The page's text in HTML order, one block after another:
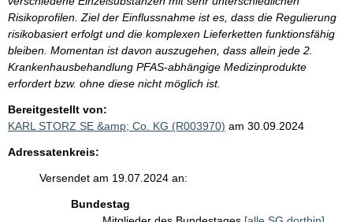
Risikoprofilen. Ziel der Einflussnahme ist es, dass die Regulierung
risikobasiert erfolgt und die komplexen Lieferketten funktionsfähig
bleiben. Momentan ist davon auszugehen, dass allein jede 2.
Krankenhausbehandlung PFAS-abhängige Medizinprodukte
erfordert bzw. ohne diese nicht möglich ist.
Bereitgestellt von:
KARL STORZ SE &amp; Co. KG (R003970) am 30.09.2024
Adressatenkreis:
Versendet am 19.07.2024 an:
Bundestag